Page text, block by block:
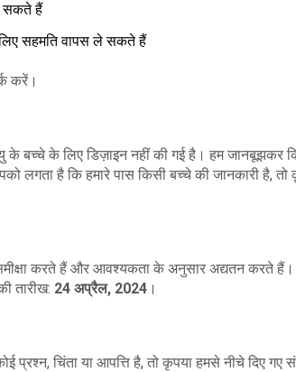
सकते हैं
लिए सहमति वापस ले सकते हैं
करें।
बच्चे के लिए डिज़ाइन नहीं की गई है। हम जानबूझकर
लगता है कि हमारे पास किसी बच्चे की जानकारी है,
करते हैं और आवश्यकता के अनुसार अद्यतन करते हैं।
तारीख: 24 अप्रैल, 2024 ।
प्रश्न, चिंता या आपत्ति है, तो कृपया हमसे नीचे दिए गए